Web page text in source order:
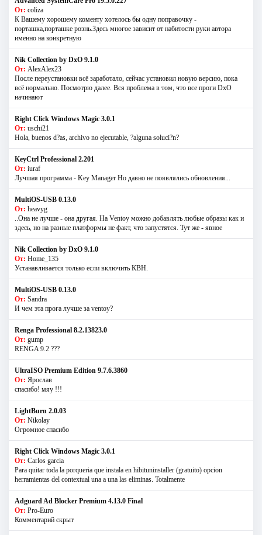
От: coliza
К Вашему хорошему коменту хотелось бы одну поправочку -
порташка,порташке рознь.Здесь многое зависит от набитости руки автора
именно на конкретную
Nik Collection by DxO 9.1.0
От: AlexAlex23
После переустановки всё заработало, сейчас установил новую версию, пока
всё нормально. Посмотрю далее. Вся проблема в том, что все проги DxO
начинают
Right Click Windows Magic 3.0.1
От: uschi21
Hola, buenos d?as, archivo no ejecutable, ?alguna soluci?n?
KeyCtrl Professional 2.201
От: iuraf
Лучшая программа - Key Manager Но давно не появлялись обновления...
MultiOS-USB 0.13.0
От: heavyg
..Она не лучше - она другая. На Ventoy можно добавлять любые образы как и
здесь, но на разные платформы не факт, что запустятся. Тут же - явное
Nik Collection by DxO 9.1.0
От: Home_135
Устанавливается только если включить КВН.
MultiOS-USB 0.13.0
От: Sandra
И чем эта прога лучше за ventoy?
Renga Professional 8.2.13823.0
От: gump
RENGA 9.2 ???
UltraISO Premium Edition 9.7.6.3860
От: Ярослав
спасибо! мяу !!!
LightBurn 2.0.03
От: Nikolay
Огромное спасибо
Right Click Windows Magic 3.0.1
От: Carlos garcia
Para quitar toda la porqueria que instala en hibituninstaller (gratuito) opcion
herramientas del contextual una a una las eliminas. Totalmente
Adguard Ad Blocker Premium 4.13.0 Final
От: Pro-Euro
Комментарий скрыт